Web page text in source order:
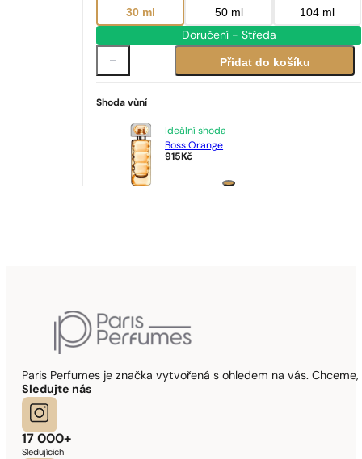
30 ml 50 ml 104 ml
Doručení - Středa
Přidat do košíku
Shoda vůní
Ideální shoda
Boss Orange
915 Kč
Paris Perfumes je značka vytvořená s ohledem na vás.
Sledujte nás
17 000+
Sledujících